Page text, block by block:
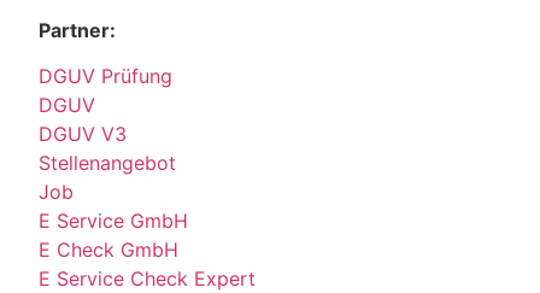
Partner:
DGUV Prüfung
DGUV
DGUV V3
Stellenangebot
Job
E Service GmbH
E Check GmbH
E Service Check Expert